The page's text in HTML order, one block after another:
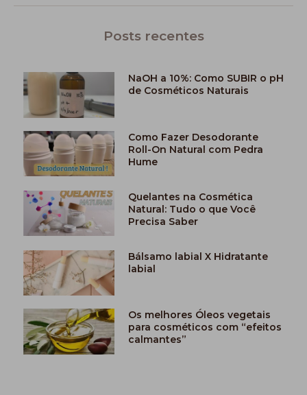
Posts recentes
NaOH a 10%: Como SUBIR o pH
de Cosméticos Naturais
Como Fazer Desodorante
Roll-On Natural com Pedra
Hume
Quelantes na Cosmética
Natural: Tudo o que Você
Precisa Saber
Bálsamo labial X Hidratante
labial
Os melhores Óleos vegetais
para cosméticos com “efeitos
calmantes”